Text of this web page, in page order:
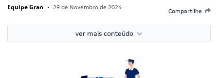
Equipe Gran • 29 de Novembro de 2024
Compartilhe
ver mais conteúdo